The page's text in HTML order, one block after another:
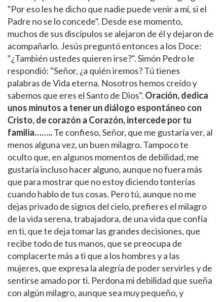
"Por eso les he dicho que nadie puede venir a mí, si el
Padre no se lo concede". Desde ese momento,
muchos de sus discípulos se alejaron de él y dejaron de
acompañarlo. Jesús preguntó entonces a los Doce:
"¿También ustedes quieren irse?". Simón Pedro le
respondió: "Señor, ¿a quién iremos? Tú tienes
palabras de Vida eterna. Nosotros hemos creído y
sabemos que eres el Santo de Dios". Oración, dedica
unos minutos a tener un diálogo espontáneo con
Cristo, de corazón a Corazón, intercede por tu
familia……..Te confieso, Señor, que me gustaría ver, al
menos alguna vez, un buen milagro. Tampoco te
oculto que, en algunos momentos de debilidad, me
gustaría incluso hacer alguno, aunque no fuera más
que para mostrar que no estoy diciendo tonterías
cuando hablo de tus cosas. Pero tú, aunque no me
dejas privado de signos del cielo, prefieres el milagro
de la vida serena, trabajadora, de una vida que confía
en ti, que te deja tomar las grandes decisiones, que
recibe todo de tus manos, que se preocupa de
complacerte más a ti que a los hombres y a las
mujeres, que expresa la alegría de poder servirles y de
sentirse amado por ti. Perdona mi debilidad que sueña
con algún milagro, aunque sea muy pequeño, y